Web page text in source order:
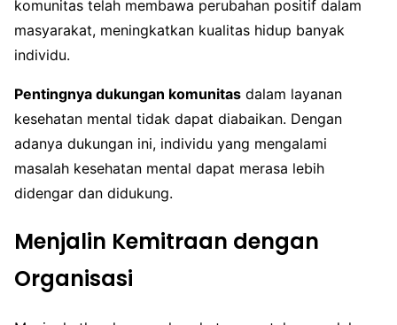
komunitas telah membawa perubahan positif dalam
masyarakat, meningkatkan kualitas hidup banyak
individu.
Pentingnya dukungan komunitas dalam layanan
kesehatan mental tidak dapat diabaikan. Dengan
adanya dukungan ini, individu yang mengalami
masalah kesehatan mental dapat merasa lebih
didengar dan didukung.
Menjalin Kemitraan dengan
Organisasi